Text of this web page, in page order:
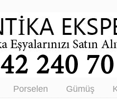
Antika Eşya
Porselen Gümüş